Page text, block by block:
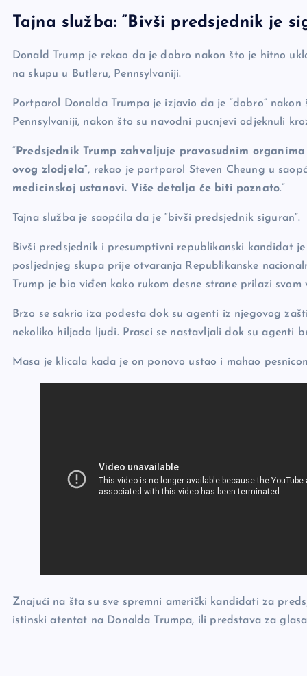
c
e
b
o
p
y
Li
k
se
n
g
er
er ar
e
Tajna služba: “Bivši predsjednik je
Donald Trump je rekao da je dobro nakon što je hitno
na skupu u Butleru, Pennsylvaniji.
Portparol Donalda Trumpa je izjavio da je “dobro”
Pennsylvaniji, nakon što su navodni pucnjevi odjeknuli
“ Predsjednik Trump zahvaljuje pravosudnim
ovog zlodjela“, rekao je portparol Steven Cheung u
medicinskoj ustanovi. Više detalja će biti poznato.”
Tajna služba je saopćila da je “bivši predsjednik siguran”.
Bivši predsjednik i presumptivni republikanski kandidat
posljednjeg skupa prije otvaranja Republikanske
Trump je bio viđen kako rukom desne strane prilazi
Brzo se sakrio iza podesta dok su agenti iz njegovog
nekoliko hiljada ljudi. Prasci se nastavljali dok su agenti
Masa je klicala kada je on ponovo ustao i mahao
Znajući na šta su sve spremni američki kandidati za
istinski atentat na Donalda Trumpa, ili predstava za